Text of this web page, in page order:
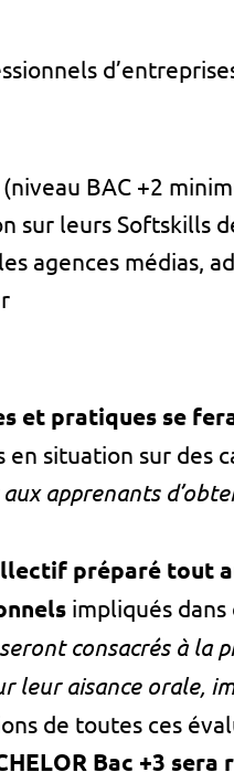
BAC +2
sur leurs Softskills
agences médias,
et pratiques se
en situation sur des
apprenants
préparé tout
impliqués
consacrés à
leur aisance orale,
de toutes ces
Bac +3